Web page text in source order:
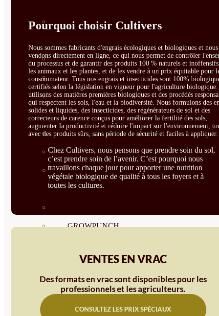
CORRECTORES DE
ENRAIZANTES
MADURACIÓN Y ENGORDE
REGENERADORES DEL
SUELO
ÁCIDOS HÚMICOS
MATERIAS PRIMAS
PROTECCIÓN CULTIVOS Y
PLANTAS
GROWPUNCH
VER TODAS
BIODINÁMICAS DEMETER
Pourquoi choisir Cultivers
Nous sommes fabricants d'engrais écologiques et biologiques et nous
vendons directement en ligne, ce qui nous permet de contrôler
du processus et de garantir des produits 100 % naturels et
les animaux et les plantes, et de les vendre à un prix équitable pour
consommateur. Tous nos engrais et insecticides sont 100%
certifiés selon la législation en vigueur pour l'agriculture biologique.
utilisons des matières premières biologiques et des procédés
qui respectent les sols, l'eau et la biodiversité. Nous formulons des
solides et liquides, des insecticides, des régénérateurs de sol et des
correcteurs de carence conçus pour améliorer la fertilité des sols,
augmenter la productivité et réduire l'impact sur l'environnement,
avec des produits sûrs, sans période de sécurité et faciles à appliquer.
Chez Cultivers, nous pensons que prendre soin du sol,
c’est prendre soin de l’avenir. C’est pourquoi nous
travaillons chaque jour pour apporter une nutrition
végétale biologique de qualité à tous les foyers et à
toutes les cultures.
VENTES EN VRAC
Des formats en vrac sont disponibles pour les
professionnels et les agriculteurs.
CONSULTEZ LES PRIX SPÉCIAUX